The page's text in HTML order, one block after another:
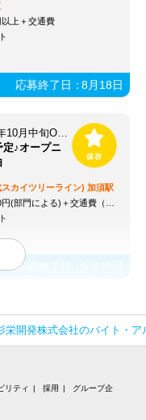
上＋交通費
応募終了日：8月18日
ロピア 加須ビバモール店(仮称) ※2026年10月中旬OPEN予定
定♪オープニ
カイツリーライン) 加須駅
門による)＋交通費（社内規定）
応募終了日：
栄開発株式会社のバイト・ア
リティ 採用
グループ企